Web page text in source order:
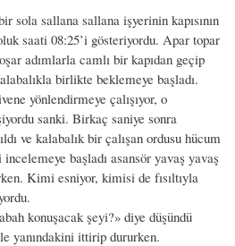
sola sallana sallana işyerinin kapısının
saati 08:25’i gösteriyordu. Apar topar
adımlarla camlı bir kapıdan geçip
birlikte beklemeye başladı.
yönlendirmeye çalışıyor, o
sanki. Birkaç saniye sonra
ve kalabalık bir çalışan ordusu hücum
başladı asansör yavaş yavaş
Kimi esniyor, kimisi de fısıltıyla
konuşacak şeyi?» diye düşündü
yanındakini ittirip dururken.